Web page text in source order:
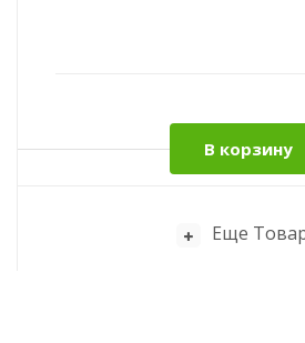
В корзину
Еще